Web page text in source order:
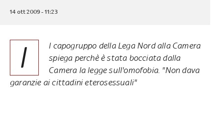
14 ott 2009 - 11:23
I
l capogruppo della Lega Nord alla Camera
spiega perchè è stata bocciata dalla
Camera la legge sull'omofobia. "Non dava
garanzie ai cittadini eterosessuali"